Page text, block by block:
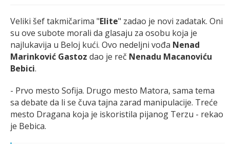
Veliki šef takmičarima "Elite" zadao je novi zadatak. Oni
su ove subote morali da glasaju za osobu koja je
najlukavija u Beloj kući. Ovo nedeljni vođa Nenad
Marinković Gastoz dao je reč Nenadu Macanoviću
Bebici.
- Prvo mesto Sofija. Drugo mesto Matora, sama tema
sa debate da li se čuva tajna zarad manipulacije. Treće
mesto Dragana koja je iskoristila pijanog Terzu - rekao
je Bebica.